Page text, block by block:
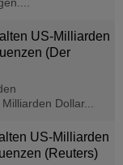
US-Milliarden
(Der
Dollar...
US-Milliarden
(Reuters)